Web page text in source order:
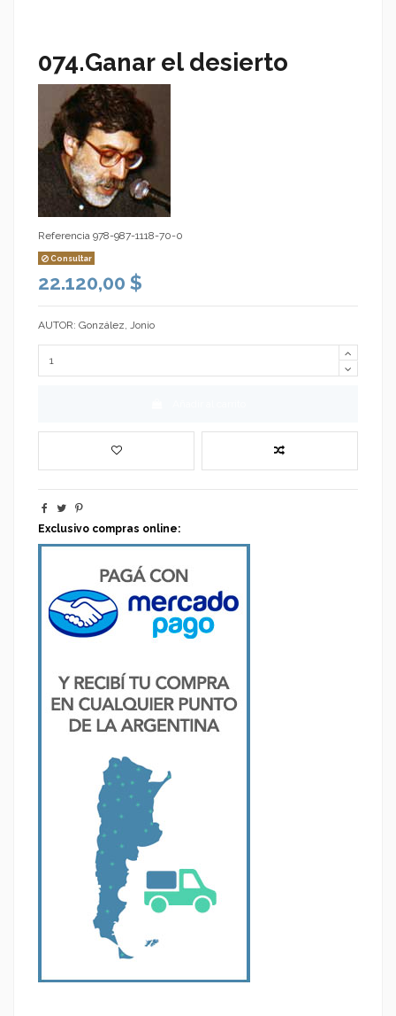
074.Ganar el desierto
Referencia 978-987-1118-70-0
Consultar
22.120,00 $
AUTOR: González, Jonio
Exclusivo compras online: